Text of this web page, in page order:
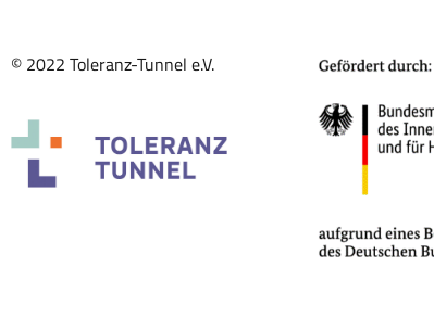
© 2022 Toleranz-Tunnel e.V.